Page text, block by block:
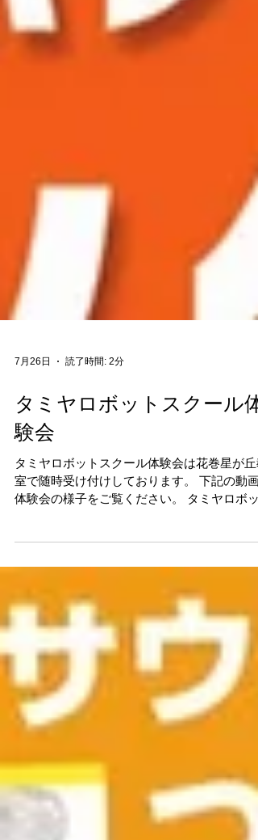
タミヤロボットスクール体
験会
タミヤロボットスクール体験会は花巻星が丘
スクール体験会のご紹介 AIが宿題も仕事も代
してくれる今、子供達は「自ら深く考える機
国スウェーデンが、学力低下を懸念して「紙
教科書」へ回帰している事実は、私達への警
かもしれません。ただデジタルツールを使え
だけでは、これからの時代を生き抜くことは
きないのです。 タミヤロボットスクールが教
るのは、単なる「ロボットの作り方・動かし
方」ではありません。 私達は、本物のパーツ
工具を使い、あえて「思い通りにいかない」
「なぜ？」と問い、何度も手を動かす試行錯
（トライ＆エラー）の繰り返し。 このプロセ
こそが、子供の思考力を研ぎ澄まし、最後ま
やり抜く強い心を育てます。 失敗を乗り越え